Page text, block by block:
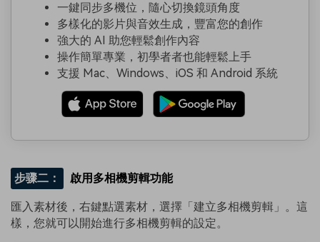
一鍵同步多機位，隨心切換鏡頭角度
多樣化的影片與音效生成，豐富您的創作
強大的 AI 助您輕鬆創作內容
操作簡單專業，初學者者也能輕鬆上手
支援 Mac、Windows、iOS 和 Android 系統
步骤二： 啟用多相機剪輯功能
匯入素材後，右鍵點選素材，選擇「建立多相機剪輯」。這
樣，您就可以開始進行多相機剪輯的設定。